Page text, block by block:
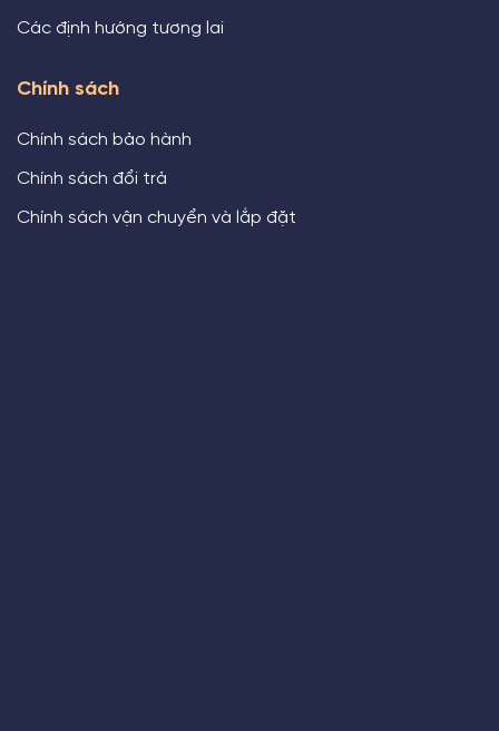
Các định hướng tương lai
Chính sách
Chính sách bảo hành
Chính sách đổi trả
Chính sách vận chuyển và lắp đặt